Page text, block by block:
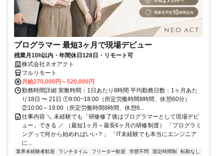
プログラマー 最短3ヶ月で現場デビュー
残業月10h以内・年間休日128日・リモート可
株式会社ネオアクト
フルリモート
月給270,000円～520,000円
勤務時間詳細 実働時間：1日あたり8時間 平均勤務日数：1ヶ月あた
り18日 〜 21日 ①9:00~18:00（所定労働時間8時間、休憩60分）
②10:00～19:00（所定労働時間8時間、休憩6...
仕事内容 ＼ 未経験でも「研修修了後はプログラマーとして現場デビ
ュー」できる ／ （最短1ヶ月～最長6ヶ月の研修制度） 「プログラミ
ングって何から始めればいい？」 「IT未経験でも本当にエンジニア
に...
業界未経験者歓迎 ランチタイム フリーター歓迎 学歴不問 固定時間制
転勤なし